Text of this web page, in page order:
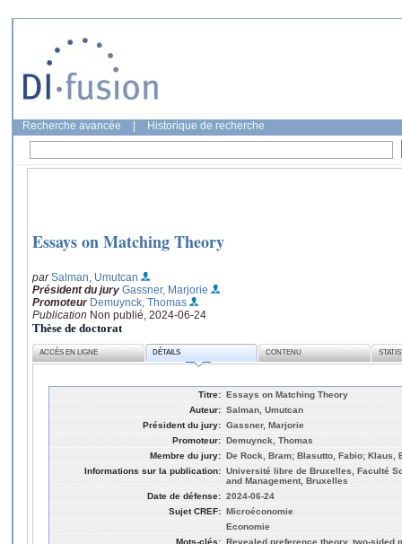
Recherche avancée Historique de recherche
Essays on Matching Theory
parSalman, Umutcan
Président du jury Gassner, Marjorie
Promoteur Demuynck, Thomas
Publication Non publié, 2024-06-24
Thèse de doctorat
ACCÈS EN LIGNE DÉTAILS CONTENU
Titre: Essays on Matching Theory
Auteur: Salman, Umutcan
Président du jury: Gassner, Marjorie
Promoteur: Demuynck, Thomas
Membre du jury: De Rock, Bram; Blasutto, Fabio; Klaus,
Informations sur la publication: Université libre de Bruxelles, Faculté
and Management, Bruxelles
Date de défense: 2024-06-24
Sujet CREF: Microéconomie
Economie
Mots-clés: Revealed preference theory, two-sided